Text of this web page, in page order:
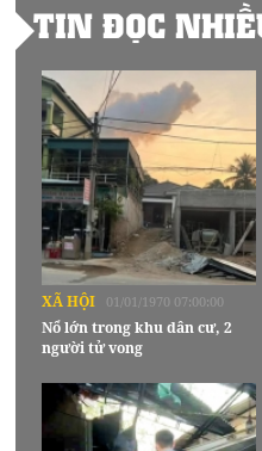
TIN ĐỌC
XÃ HỘI 01/01/1970 07:00:00
Nổ lớn trong khu dân cư, 2
người tử vong